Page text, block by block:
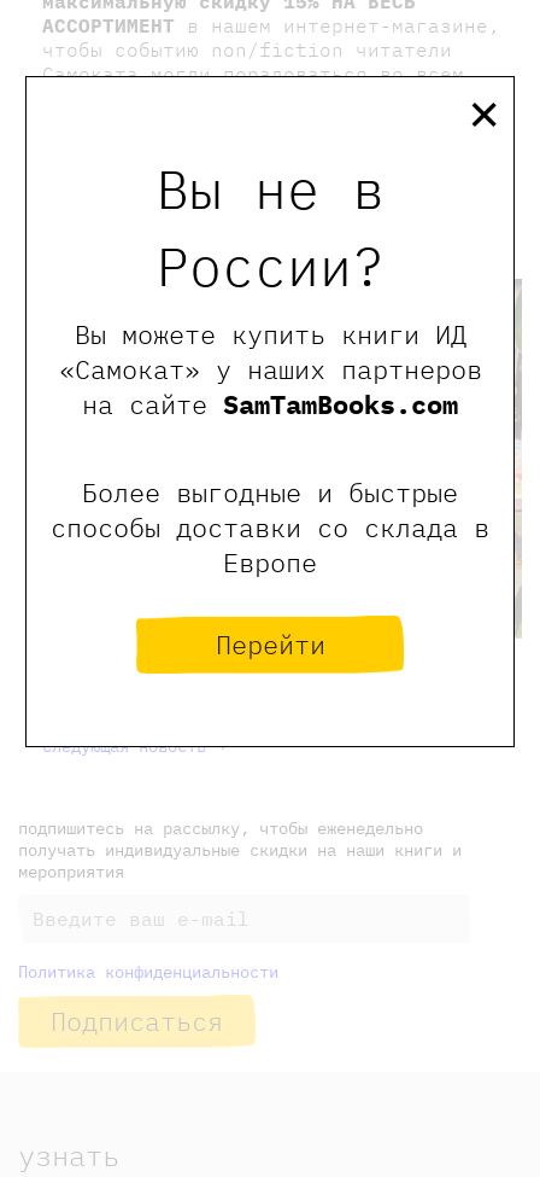
Вы не в
России?
Вы можете купить книги ИД
«Самокат» у наших партнеров
на сайте SamTamBooks.com
Более выгодные и быстрые
способы доставки со склада в
Европе
Перейти
×
АССОРТИМЕНТ в нашем интернет-магазине,
чтобы событию nоn/fiction читатели
Самоката могли порадоваться во всем
с 11:00 до 12:00 и с 19:00 до 21:00,
когда действуют дополнительные 15%
Следующая новость →
подпишитесь на рассылку, чтобы еженедельно
получать индивидуальные скидки на наши книги и
мероприятия
Политика конфиденциальности
Подписаться
узнать